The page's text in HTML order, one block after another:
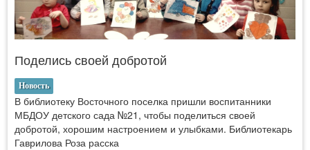
Поделись своей добротой
Новость
В библиотеку Восточного поселка пришли воспитанники
МБДОУ детского сада №21, чтобы поделиться своей
добротой, хорошим настроением и улыбками. Библиотекарь
Гаврилова Роза расска